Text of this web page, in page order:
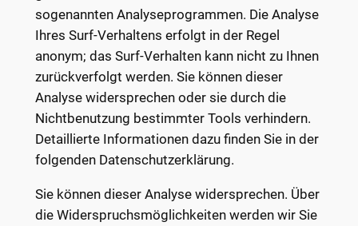
sogenannten Analyseprogrammen. Die Analyse
Ihres Surf-Verhaltens erfolgt in der Regel
anonym; das Surf-Verhalten kann nicht zu Ihnen
zurückverfolgt werden. Sie können dieser
Analyse widersprechen oder sie durch die
Nichtbenutzung bestimmter Tools verhindern.
Detaillierte Informationen dazu finden Sie in der
folgenden Datenschutzerklärung.
Sie können dieser Analyse widersprechen. Über
die Widerspruchsmöglichkeiten werden wir Sie